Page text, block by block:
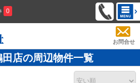
0
お問合せ
田店の周辺物件一覧